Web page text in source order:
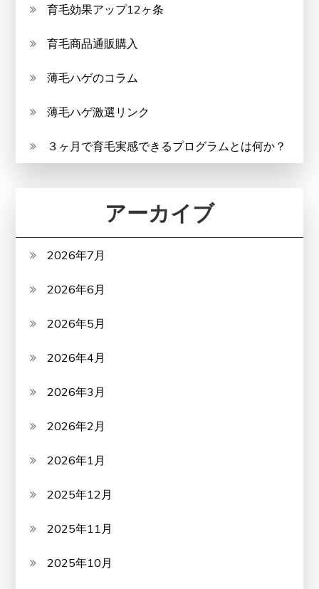
育毛効果アップ12ヶ条
育毛商品通販購入
薄毛ハゲのコラム
薄毛ハゲ激選リンク
３ヶ月で育毛実感できるプログラムとは何か？
アーカイブ
2026年7月
2026年6月
2026年5月
2026年4月
2026年3月
2026年2月
2026年1月
2025年12月
2025年11月
2025年10月